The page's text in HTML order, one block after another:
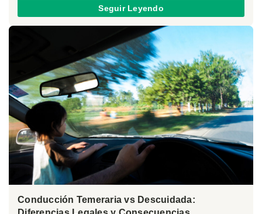
Seguir Leyendo
Conducción Temeraria vs Descuidada: